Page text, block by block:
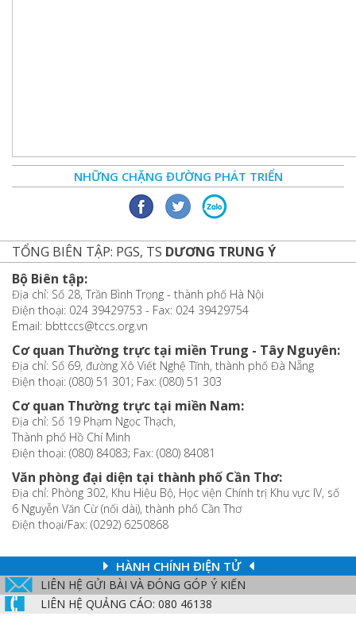
NHỮNG CHẶNG ĐƯỜNG PHÁT TRIỂN
TỔNG BIÊN TẬP: PGS, TS DƯƠNG TRUNG Ý
Bộ Biên tập:
Địa chỉ: Số 28, Trần Bình Trọng - thành phố Hà Nội
Điện thoại: 024 39429753 - Fax: 024 39429754
Email: bbttccs@tccs.org.vn
Cơ quan Thường trực tại miền Trung - Tây Nguyên:
Địa chỉ: Số 69, đường Xô Viết Nghệ Tĩnh, thành phố Đà Nẵng
Điện thoại: (080) 51 301; Fax: (080) 51 303
Cơ quan Thường trực tại miền Nam:
Địa chỉ: Số 19 Phạm Ngọc Thạch,
Thành phố Hồ Chí Minh
Điện thoại: (080) 84083; Fax: (080) 84081
Văn phòng đại diện tại thành phố Cần Thơ:
Địa chỉ: Phòng 302, Khu Hiệu Bộ, Học viện Chính trị Khu vực IV, số
6 Nguyễn Văn Cừ (nối dài), thành phố Cần Thơ
Điện thoại/Fax: (0292) 6250868
HÀNH CHÍNH ĐIỆN TỬ
LIÊN HỆ GỬI BÀI VÀ ĐÓNG GÓP Ý KIẾN
LIÊN HỆ QUẢNG CÁO: 080 46138